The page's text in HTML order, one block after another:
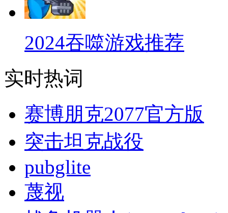
2024吞噬游戏推荐
实时热词
赛博朋克2077官方版
突击坦克战役
pubglite
蔑视